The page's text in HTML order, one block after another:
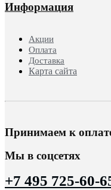
Информация
Акции
Оплата
Доставка
Карта сайта
Принимаем к
Мы в соцсетях
+7 495 725-60-